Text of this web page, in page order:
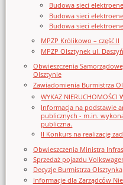
Budowa sieci
Budowa sieci
Budowa sieci
MPZP Królikowo – część II
MPZP Olsztynek ul.
Obwieszczenia
Olsztynie
Zawiadomienia Burmistrza
WYKAZ NIERUCHOMOŚCI
Informacja na podstawie
publicznych - m.in.
publiczna.
II Konkurs na realizację
Obwieszczenia Ministra
Sprzedaż pojazdu
Decyzje Burmistrza Olsztynka
Informacje dla Zarządców